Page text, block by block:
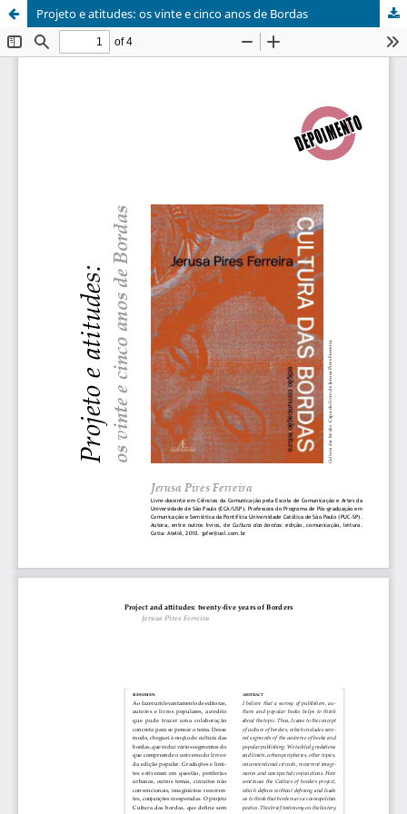
Projeto e atitudes: os vinte e cinco anos de Bordas